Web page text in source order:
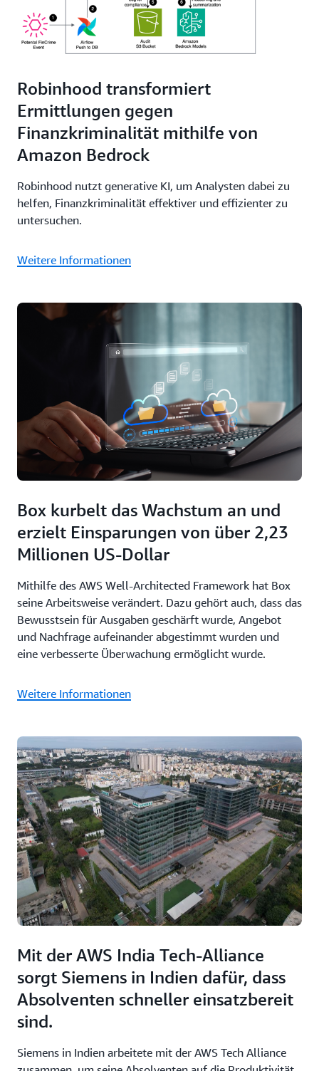
Robinhood transformiert
Ermittlungen gegen
Finanzkriminalität mithilfe von
Amazon Bedrock
Robinhood nutzt generative KI, um Analysten dabei zu
helfen, Finanzkriminalität effektiver und effizienter zu
untersuchen.
Weitere Informationen
Box kurbelt das Wachstum an und
erzielt Einsparungen von über 2,23
Millionen US-Dollar
Mithilfe des AWS Well-Architected Framework hat Box
seine Arbeitsweise verändert. Dazu gehört auch, dass das
Bewusstsein für Ausgaben geschärft wurde, Angebot
und Nachfrage aufeinander abgestimmt wurden und
eine verbesserte Überwachung ermöglicht wurde.
Weitere Informationen
Mit der AWS India Tech-Alliance
sorgt Siemens in Indien dafür, dass
Absolventen schneller einsatzbereit
sind.
Siemens in Indien arbeitete mit der AWS Tech Alliance